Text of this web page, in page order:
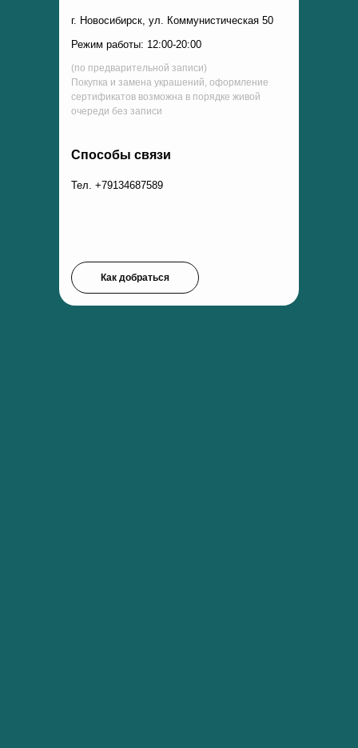
Способы связи
г. Новосибирск, ул. Коммунистическая 50
Тел. +79134687589
Режим работы: 12:00-20:00
(по предварительной записи)
Покупка и замена украшений, оформление
сертификатов возможна в порядке живой
очереди без записи
Как добраться